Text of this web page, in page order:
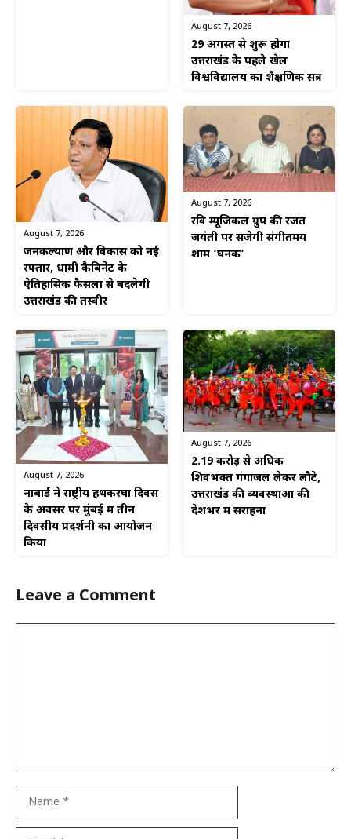
August 7, 2026
29 अगस्त से शुरू होगा
उत्तराखंड के पहले खेल
विश्वविद्यालय का शैक्षणिक सत्र
August 7, 2026
जनकल्याण और विकास को नई
रफ्तार, धामी कैबिनेट के
ऐतिहासिक फैसलों से बदलेगी
उत्तराखंड की तस्वीर
August 7, 2026
रवि म्यूजिकल ग्रुप की रजत
जयंती पर सजेगी संगीतमय
शाम ‘घनक’
August 7, 2026
नाबार्ड ने राष्ट्रीय हथकरघा दिवस
के अवसर पर मुंबई में तीन
दिवसीय प्रदर्शनी का आयोजन
किया
August 7, 2026
2.19 करोड़ से अधिक
शिवभक्त गंगाजल लेकर लौटे,
उत्तराखंड की व्यवस्थाओं की
देशभर में सराहना
Leave a Comment